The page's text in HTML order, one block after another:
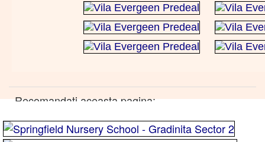
Recomandati aceasta pagina: